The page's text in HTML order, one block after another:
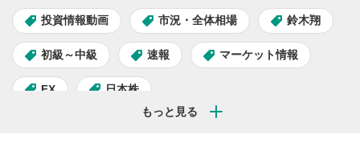
投資情報動画 市況・全体相場 鈴木翔
初級～中級 速報 マーケット情報
FX 日本株